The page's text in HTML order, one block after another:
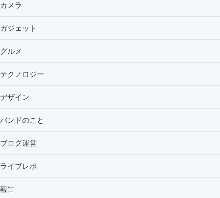
カメラ
ガジェット
グルメ
テクノロジー
デザイン
バンドのこと
ブログ運営
ライブレポ
報告